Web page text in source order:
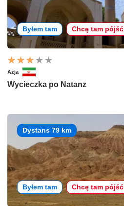
Byłem tam Chcę tam pójść
Azja
Wycieczka po Natanz
Dystans 79 km
Byłem tam Chcę tam pójść